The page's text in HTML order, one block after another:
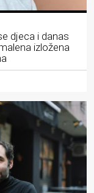
djeca i danas
izložena